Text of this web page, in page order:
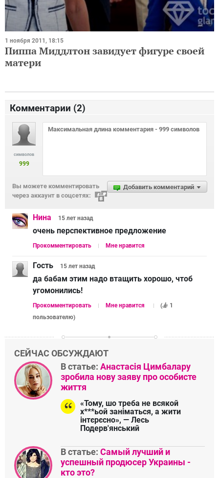
1 ноября 2011, 18:15
Пиппа Миддлтон завидует фигуре своей
матери
Комментарии (2)
символов
999
Добавить комментарий
Вы можете комментировать
через аккаунт в соцсетях:
Нина 15 лет назад
очень перспективное предложение
Прокомментировать Мне нравится
Гость 15 лет назад
да бабам этим надо втащить хорошо, чтоб
угомонились!
Прокомментировать Мне нравится (
1
пользователю)
СЕЙЧАС ОБСУЖДАЮТ
В статье: Анастасія Цимбалару
зробила нову заяву про особисте
життя
«Тому, шо треба не всякой
х***ьой заніматься, а жити
інтєрєсно», — Лесь
Подерв'янський
В статье: Самый лучший и
успешный продюсер Украины -
кто это?